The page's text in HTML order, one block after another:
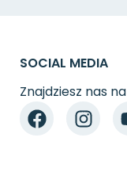
SOCIAL MEDIA
Znajdziesz nas na